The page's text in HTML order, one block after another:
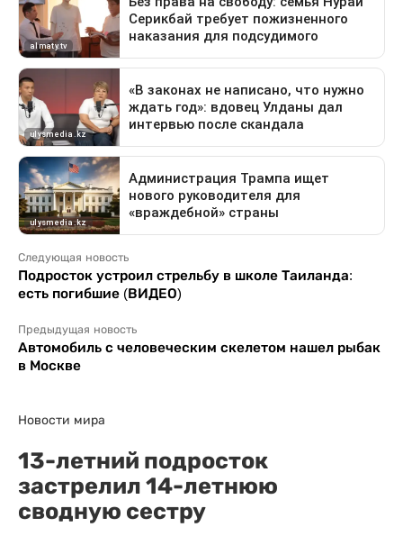
Следующая новость
Подросток устроил стрельбу в школе Таиланда:
есть погибшие (ВИДЕО)
Предыдущая новость
Автомобиль с человеческим скелетом нашел рыбак
в Москве
Новости мира
13-летний подросток
застрелил 14-летнюю
сводную сестру